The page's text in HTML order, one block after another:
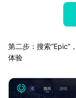
第二步：搜索“Epic”
体验